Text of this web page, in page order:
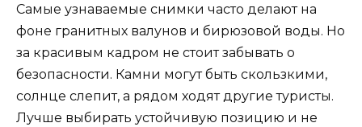
Самые узнаваемые снимки часто делают на
фоне гранитных валунов и бирюзовой воды. Но
за красивым кадром не стоит забывать о
безопасности. Камни могут быть скользкими,
солнце слепит, а рядом ходят другие туристы.
Лучше выбирать устойчивую позицию и не